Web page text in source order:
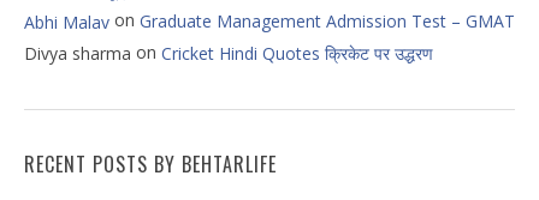
Abhi Malav on Graduate Management Admission Test – GMAT
Divya sharma on Cricket Hindi Quotes क्रिकेट पर उद्धरण
RECENT POSTS BY BEHTARLIFE